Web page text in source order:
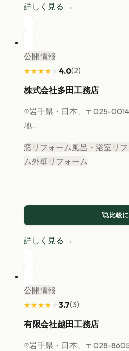
詳しく見る →
公開情報
★★★★★
★★★★★ 4.0(2)
株式会社多田工務店
岩手県 ・日本、〒025-
地...
窓リフォーム 風呂・浴室リ
ム外壁リフォーム
比較
詳しく見る →
公開情報
★★★★★
★★★★★ 3.7(3)
有限会社越田工務店
岩手県 ・日本、〒028-